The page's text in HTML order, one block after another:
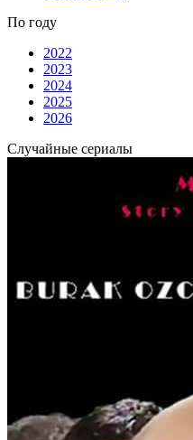
По году
2022
2023
2024
2025
2026
Случайные сериалы